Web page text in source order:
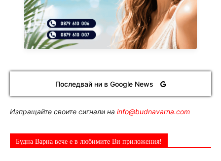
Последвай ни в Google News
Изпращайте своите сигнали на info@budnavarna.com
Будна Варна вече е в любимите Ви приложения!